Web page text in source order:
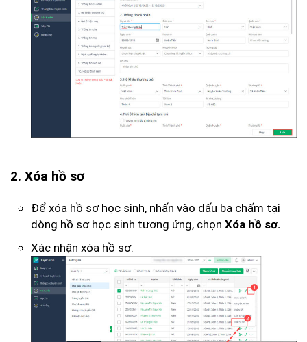
2. Xóa hồ sơ
Để xóa hồ sơ học sinh, nhấn vào dấu ba chấm tại
dòng hồ sơ học sinh tương ứng, chọn Xóa hồ sơ.
Xác nhận xóa hồ sơ.